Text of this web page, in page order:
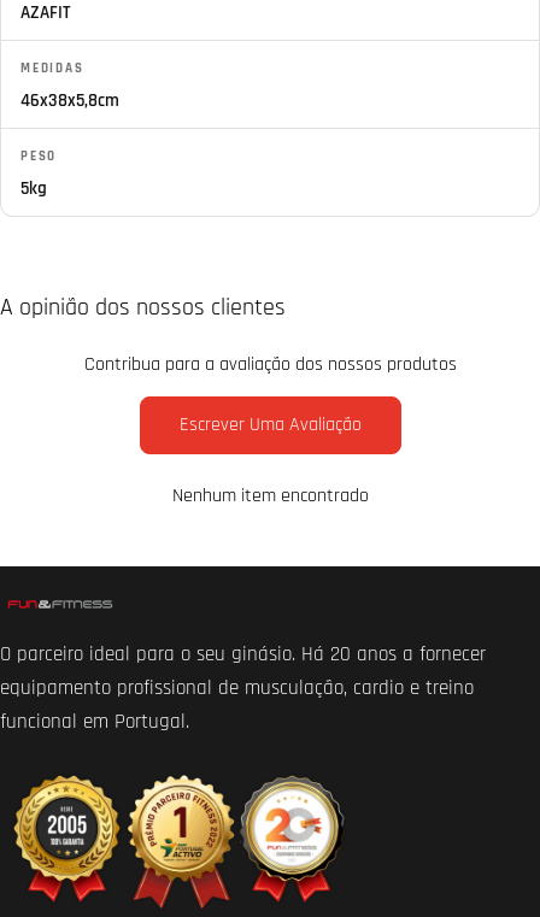
AZAFIT
MEDIDAS
46x38x5,8cm
PESO
5kg
A opinião dos nossos clientes
Contribua para a avaliação dos nossos produtos
Escrever Uma Avaliação
Nenhum item encontrado
O parceiro ideal para o seu ginásio. Há 20 anos a fornecer
equipamento profissional de musculação, cardio e treino
funcional em Portugal.